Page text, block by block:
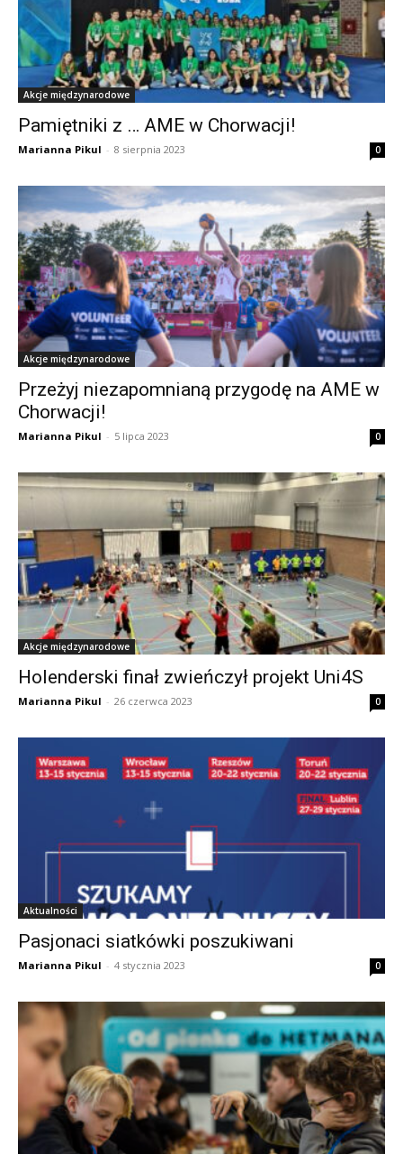
Akcje międzynarodowe
Pamiętniki z … AME w Chorwacji!
Marianna Pikul - 8 sierpnia 2023 0
Akcje międzynarodowe
Przeżyj niezapomnianą przygodę na AME w
Chorwacji!
Marianna Pikul - 5 lipca 2023 0
Akcje międzynarodowe
Holenderski finał zwieńczył projekt Uni4S
Marianna Pikul - 26 czerwca 2023 0
Aktualności
Pasjonaci siatkówki poszukiwani
Marianna Pikul - 4 stycznia 2023 0